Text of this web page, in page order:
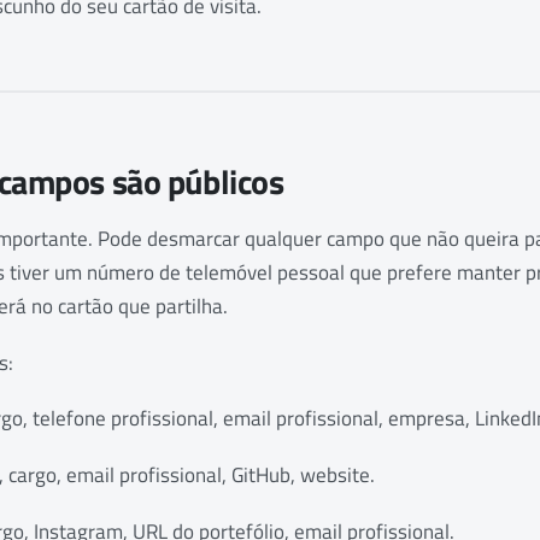
são públicos
Pode desmarcar qualquer campo que não queira
tiver um número de telemóvel pessoal que prefere manter
no cartão que partilha.
telefone profissional, email profissional, empresa,
email profissional, GitHub, website.
Instagram, URL do portefólio, email profissional.